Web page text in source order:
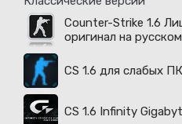
Counter-Strike 1.6
оригинал на
CS 1.6 для слабых
CS 1.6 Infinity